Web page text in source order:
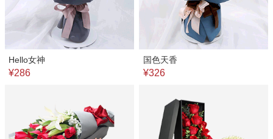
Hello女神
¥286
国色天香
¥326